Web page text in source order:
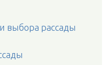
выбора рассады